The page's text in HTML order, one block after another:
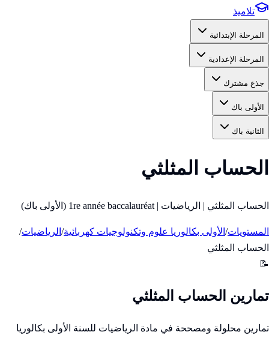
تلاميذ
المرحلة الإبتدائية
المرحلة الإعدادية
جذع مشترك
الأولى باك
الثانية باك
الحساب المثلثي
الحساب المثلثي | الرياضيات | 1re année baccalauréat (الأولى باك)
المستويات/ الأولى بكالوريا علوم وتكنولوجيات كهربائية/ الرياضيات/
الحساب المثلثي
📝
تمارين الحساب المثلثي
تمارين محلولة ومصححة في مادة الرياضيات للسنة الأولى بكالوريا